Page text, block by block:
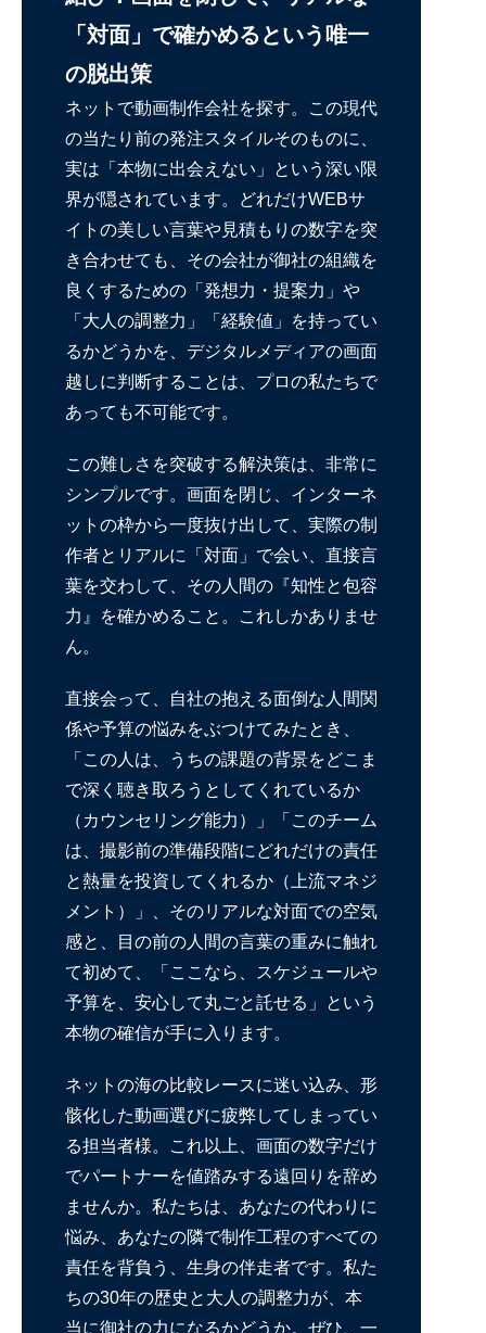
「対面」で確かめるという唯一
の脱出策
ネットで動画制作会社を探す。この現代
の当たり前の発注スタイルそのものに、
実は「本物に出会えない」という深い限
界が隠されています。どれだけWEBサ
イトの美しい言葉や見積もりの数字を突
き合わせても、その会社が御社の組織を
良くするための「発想力・提案力」や
「大人の調整力」「経験値」を持ってい
るかどうかを、デジタルメディアの画面
越しに判断することは、プロの私たちで
あっても不可能です。
この難しさを突破する解決策は、非常に
シンプルです。画面を閉じ、インターネ
ットの枠から一度抜け出して、実際の制
作者とリアルに「対面」で会い、直接言
葉を交わして、その人間の『知性と包容
力』を確かめること。これしかありませ
ん。
直接会って、自社の抱える面倒な人間関
係や予算の悩みをぶつけてみたとき、
「この人は、うちの課題の背景をどこま
で深く聴き取ろうとしてくれているか
（カウンセリング能力）」「このチーム
は、撮影前の準備段階にどれだけの責任
と熱量を投資してくれるか（上流マネジ
メント）」、そのリアルな対面での空気
感と、目の前の人間の言葉の重みに触れ
て初めて、「ここなら、スケジュールや
予算を、安心して丸ごと託せる」という
本物の確信が手に入ります。
ネットの海の比較レースに迷い込み、形
骸化した動画選びに疲弊してしまってい
る担当者様。これ以上、画面の数字だけ
でパートナーを値踏みする遠回りを辞め
ませんか。私たちは、あなたの代わりに
悩み、あなたの隣で制作工程のすべての
責任を背負う、生身の伴走者です。私た
ちの30年の歴史と大人の調整力が、本
当に御社の力になるかどうか。ぜひ、一